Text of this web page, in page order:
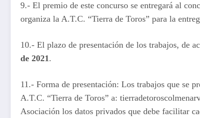
9.- El premio de este concurso se entregará al
organiza la A.T.C. “Tierra de Toros” para la
10.- El plazo de presentación de los trabajos, de
de 2021 .
11.- Forma de presentación: Los trabajos que se
A.T.C. “Tierra de Toros” a:
Asociación los datos privados que debe facilitar